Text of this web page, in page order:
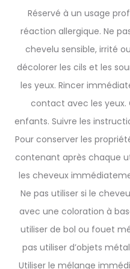
Réservé à un usage
réaction allergique. Ne
chevelu sensible, irrité
décolorer les cils et les
les yeux. Rincer
contact avec les yeux.
enfants. Suivre les
Pour conserver les
contenant après chaque
les cheveux
Ne pas utiliser si le
avec une coloration à
utiliser de bol ou fouet
pas utiliser d’objets
Utiliser le mélange